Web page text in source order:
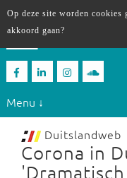
Menu ↓
Duitslandweb
Corona in
Op deze site worden
akkoord gaan?